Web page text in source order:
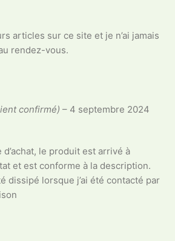
articles sur ce site et je n’ai jamais
rendez-vous.
confirmé) – 4 septembre 2024
le produit est arrivé à
et est conforme à la description.
dissipé lorsque j’ai été contacté par